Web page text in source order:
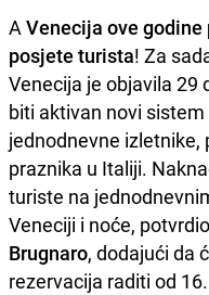
A Venecija ove
posjete turista! Za
Venecija je objavila 29
biti aktivan novi
jednodnevne izletnike,
praznika u Italiji.
turiste na
Veneciji i noće,
Brugnaro, dodajući da
rezervacija raditi od